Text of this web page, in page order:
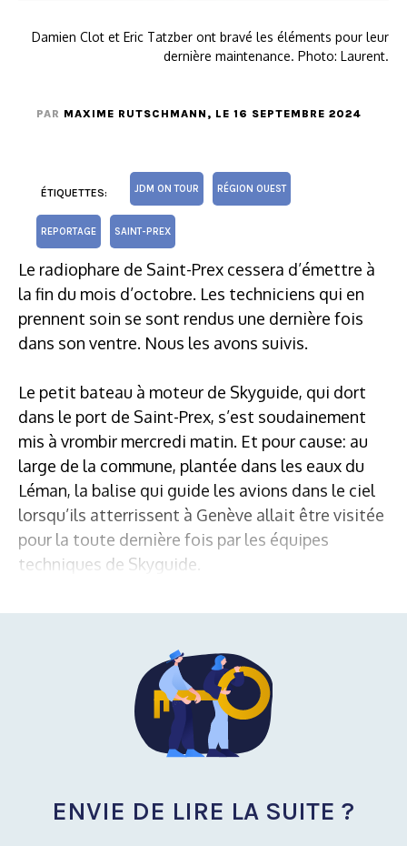
Damien Clot et Eric Tatzber ont bravé les éléments pour leur
dernière maintenance. Photo: Laurent.
PAR MAXIME RUTSCHMANN , LE 16 SEPTEMBRE 2024
ÉTIQUETTES: JDM ON TOUR RÉGION OUEST
REPORTAGE SAINT-PREX
Le radiophare de Saint-Prex cessera d’émettre à
la fin du mois d’octobre. Les techniciens qui en
prennent soin se sont rendus une dernière fois
dans son ventre. Nous les avons suivis.
Le petit bateau à moteur de Skyguide, qui dort
dans le port de Saint-Prex, s’est soudainement
mis à vrombir mercredi matin. Et pour cause: au
large de la commune, plantée dans les eaux du
Léman, la balise qui guide les avions dans le ciel
lorsqu’ils atterrissent à Genève allait être visitée
pour la toute dernière fois par les équipes
techniques de Skyguide.
ENVIE DE LIRE LA SUITE ?